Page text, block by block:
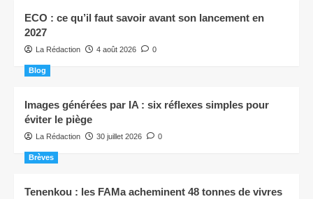
ECO : ce qu’il faut savoir avant son lancement en
2027
La Rédaction 4 août 2026 0
Blog
Images générées par IA : six réflexes simples pour
éviter le piège
La Rédaction 30 juillet 2026 0
Brèves
Tenenkou : les FAMa acheminent 48 tonnes de vivres